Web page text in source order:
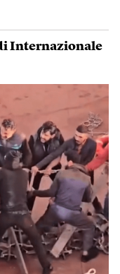
Internazionale